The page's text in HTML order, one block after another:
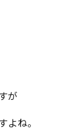
が
ね。